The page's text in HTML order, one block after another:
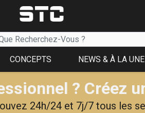
CONCEPTS NEWS & À LA UNE
? Créez
24h/24 et 7j/7 tous les